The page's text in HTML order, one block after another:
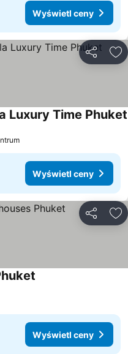
Wyświetl ceny
Luxury Time Phuket
Wyświetl ceny
Wyświetl ceny